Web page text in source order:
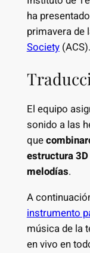
ha
primavera de
Society(ACS).
El equipo
sonido a las
que
estructura
melodías.
A
instrumento
música de la
en vivo en